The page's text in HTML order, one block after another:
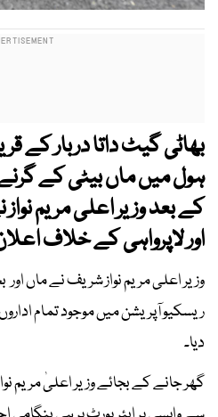
بھاٹی گیٹ داتا دربار کے
ہول میں ماں بیٹی کے
کے بعد وزیر اعلی مریم
اور لاپرواہی کے خلاف
وزیر اعلی مریم نواز شریف نے ماں
ریسکیو آپریشن میں موجود تمام
دیا۔
گھر جانے کے بجائے وزیر اعلیٰ مریم